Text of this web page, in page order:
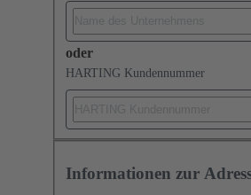
oder
HARTING Kundennummer
Informationen zur